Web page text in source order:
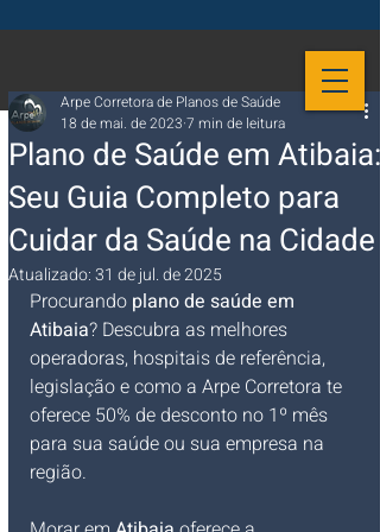
Plano de Saúde em Atibaia:
Seu Guia Completo para
Cuidar da Saúde na Cidade
Arpe Corretora de Planos de Saúde
18 de mai. de 2023 7 min de leitura
Atualizado:31 de jul. de 2025
Procurando plano de saúde em
Atibaia? Descubra as melhores
operadoras, hospitais de referência,
legislação e como a Arpe Corretora te
oferece 50% de desconto no 1º mês
para sua saúde ou sua empresa na
região.